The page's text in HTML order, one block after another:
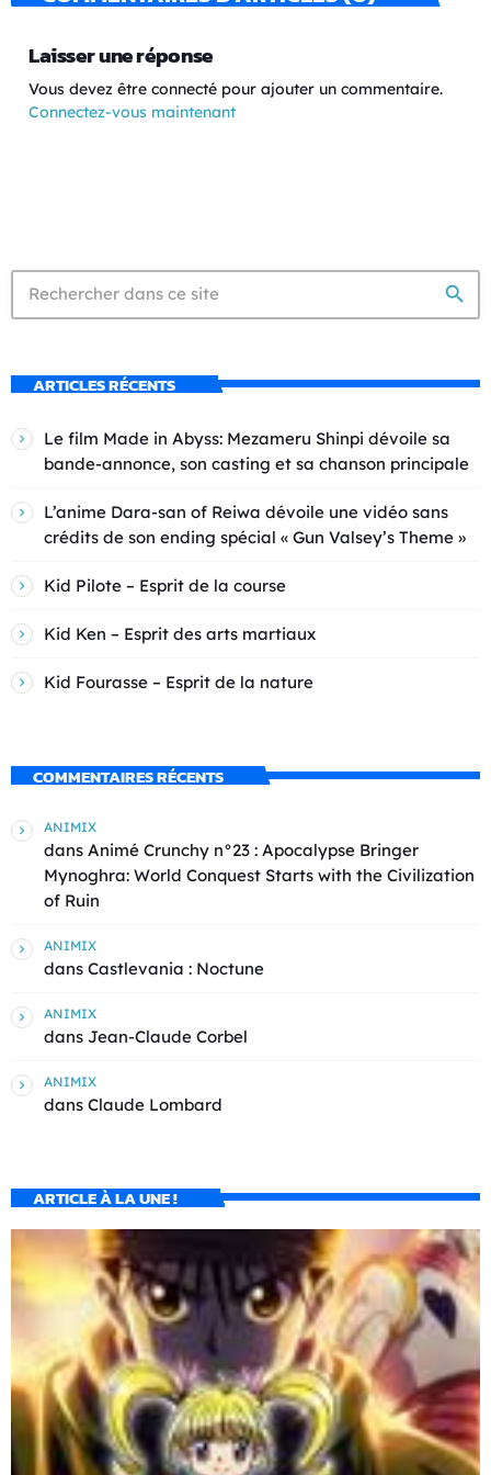
Laisser une réponse
Vous devez être connecté pour ajouter un commentaire.
Connectez-vous maintenant
search
ARTICLES RÉCENTS
Le film Made in Abyss: Mezameru Shinpi dévoile sa
bande-annonce, son casting et sa chanson principale
L’anime Dara-san of Reiwa dévoile une vidéo sans
crédits de son ending spécial « Gun Valsey’s Theme »
Kid Pilote – Esprit de la course
Kid Ken – Esprit des arts martiaux
Kid Fourasse – Esprit de la nature
COMMENTAIRES RÉCENTS
ANIMIX
dans Animé Crunchy n°23 : Apocalypse Bringer
Mynoghra: World Conquest Starts with the Civilization
of Ruin
ANIMIX
dans Castlevania : Noctune
ANIMIX
dans Jean-Claude Corbel
ANIMIX
dans Claude Lombard
ARTICLE À LA UNE !